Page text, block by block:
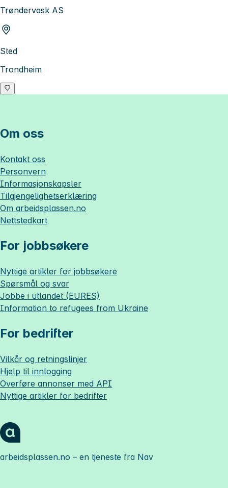
Trøndervask AS
Sted
Trondheim
Om oss
Kontakt oss
Personvern
Informasjonskapsler
Tilgjengelighetserklæring
Om arbeidsplassen.no
Nettstedkart
For jobbsøkere
Nyttige artikler for jobbsøkere
Spørsmål og svar
Jobbe i utlandet (EURES)
Information to refugees from Ukraine
For bedrifter
Vilkår og retningslinjer
Hjelp til innlogging
Overføre annonser med API
Nyttige artikler for bedrifter
arbeidsplassen.no – en tjeneste fra Nav